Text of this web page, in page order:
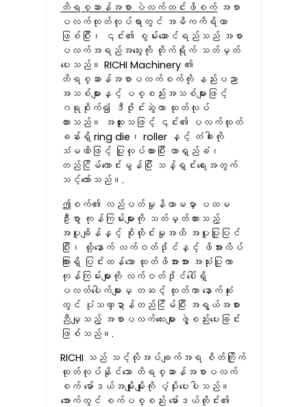
တိရစ္ဆာန်အစာ ပဲလက်တင်းဖိစက် အစာ
ပလက်ထုတ်လုပ်ရာတွင် အဓိကကိရိယာ
ဖြစ်ပြီး၊ ၎င်း၏ စွမ်းဆောင်ရည်သည် အစာ
ပလက်အရည်အသွေးကို တိုက်ရိုက် သတ်မှတ်
ပေးသည်။ RICHI Machinery ၏
တိရစ္ဆာန်အစာပလက်စက်ကို နည်းပညာ
အသစ်များနှင့် ပစ္စည်းအသစ်များဖြင့်
ဂရုစိုက်၍ ဒီဇိုင်းဆွဲကာ ထုတ်လုပ်
ထားသည်။ အထူးသဖြင့် ၎င်း၏ ပလက်ထုတ်
ခန်းရှိ ring die၊ roller နှင့် တံခါးကို
သံမဏိဖြင့် ပြုလုပ်ထားပြီး တာရှည်ခံ၊
တည်ငြိမ်ကောင်းမွန်ပြီး သန့်ရှင်းရေးအတွက်
သင့်တော်သည်။.
ဤစက်၏ လည်ပတ်မှုနိယာမမှာ ပထမ
ဦးစွာ ကုန်ကြမ်းများကို သတ်မှတ်ထားသည့်
အပူချိန်နှင့် စိုထိုင်းမှုအထိ အပူပြုပြင်
ပြီး၊ ထို့နောက် လက်ဝတ်ဒိုင်နှင့် ဖိအားလိပ်
ကြားရှိ ပြင်းထန်သော ထုတ်ဖိအားအား အသုံးပြုကာ
ကုန်ကြမ်းများကို လက်ဝတ်ဒိုင်ပေါ်ရှိ
ပလတ်ပေါက်များမှ တဆင့် ထုတ်ကာ နောက်ဆုံး
တွင် ပုံသဏ္ဍာန်တည်ငြိမ်ပြီး အရွယ်အစား
ညီမျှသည့် အစာပလက်လေးများ ဖွဲ့စည်းပေးခြင်း
ဖြစ်သည်။.
RICHI သည် သင့်လိုအပ်ချက်အရ စိတ်ကြိုက်
ထုတ်လုပ်နိုင်သော တိရစ္ဆာန်အစာပလက်
စက် မော်ဒယ်အမျိုးမျိုးကို ပံ့ပိုးပေးပါသည်။
အောက်တွင် စက်ပစ္စည်း မော်ဒယ်တိုင်း၏